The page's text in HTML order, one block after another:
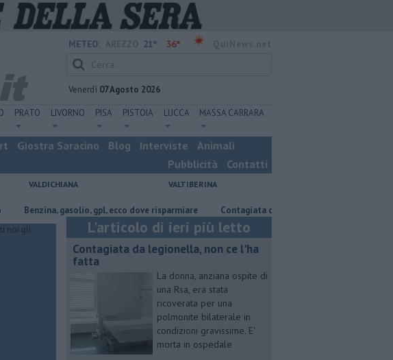
METEO: 21° 36°
Venerdì 07 Agosto 2026
PRATO LIVORNO PISA PISTOIA LUCCA MASSA CARRARA
Giostra Saracino Blog Interviste
Animali
Pubblicità
Contatti
VALDICHIANA VALTIBERINA
gasolio, gpl, ecco dove risparmiare Contagiata da legionella, non ce l'ha fatta
L'articolo di ieri più letto
Contagiata da legionella, non ce l'ha
fatta
La donna, anziana ospite di
una Rsa, era stata
ricoverata per una
polmonite bilaterale in
condizioni gravissime. E'
morta in ospedale